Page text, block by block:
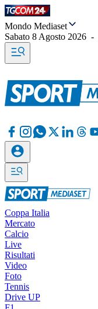
Mondo Mediaset
Sabato 8 Agosto 2026 -
Coppa Italia
Mercato
Calcio
Live
Risultati
Video
Foto
Tennis
Drive UP